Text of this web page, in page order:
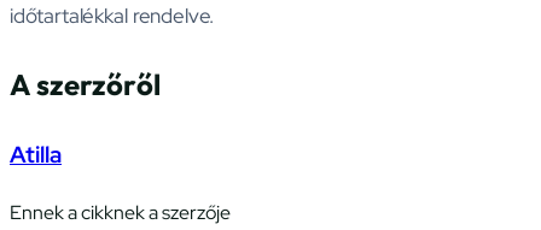
időtartalékkal rendelve.
A szerzőről
Atilla
Ennek a cikknek a szerzője